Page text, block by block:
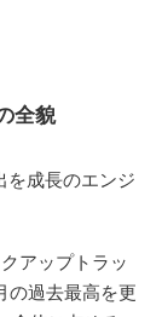
全貌
成長のエンジ
アップトラッ
の過去最高を更